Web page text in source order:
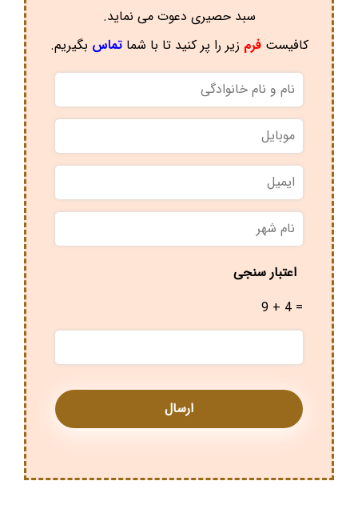
سبد حصیری دعوت می نماید.
کافیستفرم زیر را پر کنید تا با شماتماس بگیریم.
نام
و
نام
خانوادگی
موبایل
ایمیل
نام
شهر *
اعتبار سنجی
9 + 4 =